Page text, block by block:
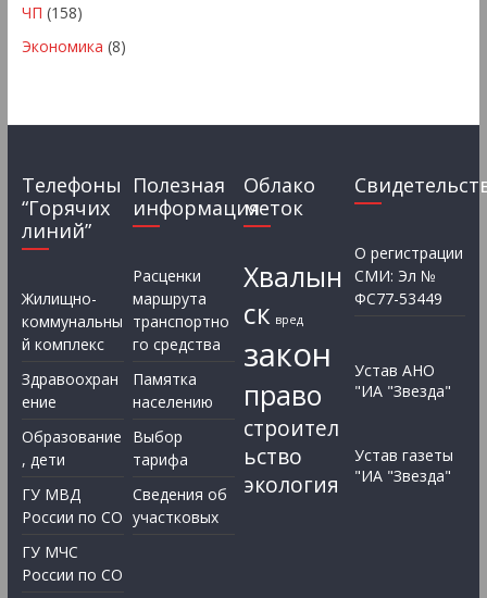
ЧП (158)
Экономика (8)
Телефоны
“Горячих
линий”
Жилищно-
коммунальны
й комплекс
Здравоохран
ение
Образование
, дети
ГУ МВД
России по СО
ГУ МЧС
России по СО
Полезная
информация
Расценки
маршрута
транспортно
го средства
Памятка
населению
Выбор
тарифа
Сведения об
участковых
Облако
меток
Хвалын
ск вред
закон
право
строител
ьство
экология
О регистрации
СМИ: Эл №
ФС77-53449
Устав АНО
"ИА "Звезда"
Устав газеты
"ИА "Звезда"